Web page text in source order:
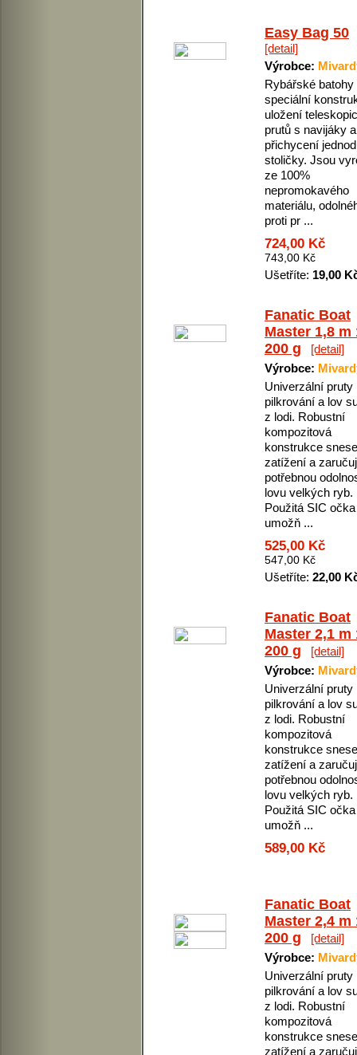
Easy Bag 50
[detail]
Výrobce:
Rybářské batohy
speciální
uložení
prutů s navijáky a
přichycení
stoličky. Jsou
ze 100%
nepromokavého
materiálu,
proti pr ...
724,00 Kč
743,00 Kč
Ušetříte: 19,00
Fanatic Boat
Master 1,8 m
200 g
[detail]
Výrobce:
Univerzální pruty
pilkrování a lov
z lodi. Robustní
kompozitová
konstrukce
zatížení a
potřebnou
lovu velkých ryb.
Použitá SIC očka
umožň ...
525,00 Kč
547,00 Kč
Ušetříte: 22,00
Fanatic Boat
Master 2,1 m
200 g
[detail]
Výrobce:
Univerzální pruty
pilkrování a lov
z lodi. Robustní
kompozitová
konstrukce
zatížení a
potřebnou
lovu velkých ryb.
Použitá SIC očka
umožň ...
589,00 Kč
Fanatic Boat
Master 2,4 m
200 g
[detail]
Výrobce:
Univerzální pruty
pilkrování a lov
z lodi. Robustní
kompozitová
konstrukce
zatížení a